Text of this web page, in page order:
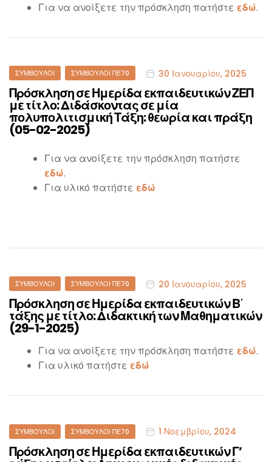
Για να ανοίξετε την πρόσκληση πατήστε εδώ.
ΣΎΜΒΟΥΛΟΙ ΣΎΜΒΟΥΛΟΙ ΠΕ70 30 Ιανουαρίου, 2025
Πρόσκληση σε Ημερίδα εκπαιδευτικών ΖΕΠ
με τίτλο: Διδάσκοντας σε μία
πολυπολιτισμική Τάξη: θεωρία και πράξη
(05-02-2025)
Για να ανοίξετε την πρόσκληση πατήστε
εδώ.
Για υλικό πατήστε εδώ
ΣΎΜΒΟΥΛΟΙ ΣΎΜΒΟΥΛΟΙ ΠΕ70 20 Ιανουαρίου, 2025
Πρόσκληση σε Ημερίδα εκπαιδευτικών Β΄
τάξης με τίτλο: Διδακτική των Μαθηματικών
(29-1-2025)
Για να ανοίξετε την πρόσκληση πατήστε εδώ.
Για υλικό πατήστε εδώ
ΣΎΜΒΟΥΛΟΙ ΣΎΜΒΟΥΛΟΙ ΠΕ70 1 Νοεμβρίου, 2024
Πρόσκληση σε Ημερίδα εκπαιδευτικών Γ’